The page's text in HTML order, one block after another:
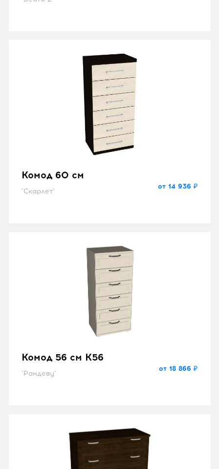
Комод 60 см
"Скарлет"
от 14 936 ₽
Комод 56 см K56
"Рандеву"
от 18 866 ₽